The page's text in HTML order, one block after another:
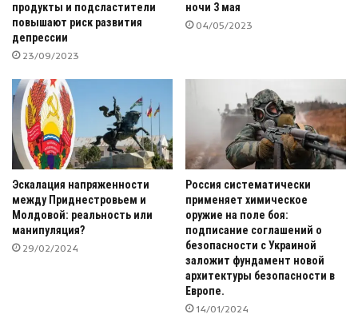
продукты и подсластители
повышают риск развития
депрессии
23/09/2023
ночи 3 мая
04/05/2023
Эскалация напряженности
между Приднестровьем и
Молдовой: реальность или
манипуляция?
29/02/2024
Россия систематически
применяет химическое
оружие на поле боя:
подписание соглашений о
безопасности с Украиной
заложит фундамент новой
архитектуры безопасности в
Европе.
14/01/2024